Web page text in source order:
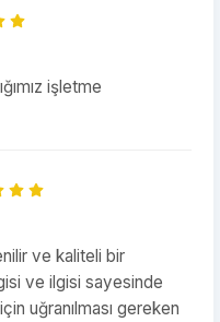
işletme
ve kaliteli bir
ve ilgisi sayesinde
uğranılması gereken